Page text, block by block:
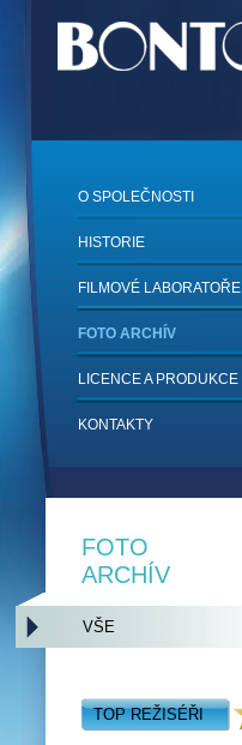
O SPOLEČNOSTI
HISTORIE
FILMOVÉ LABORATOŘE
FOTO ARCHÍV
LICENCE A PRODUKCE
KONTAKTY
FOTO
ARCHÍV
VŠE
TOP REŽISÉŘI